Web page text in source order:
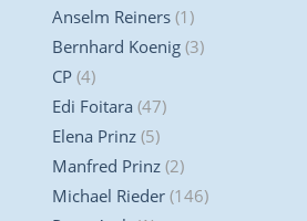
Anselm Reiners (1)
Bernhard Koenig (3)
CP (4)
Edi Foitara (47)
Elena Prinz (5)
Manfred Prinz (2)
Michael Rieder (146)